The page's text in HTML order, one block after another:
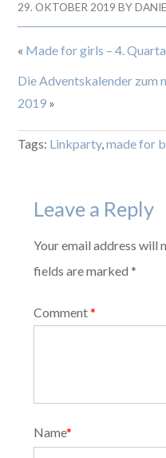
29. OKTOBER 2019 BY
« Made for girls – 4.
Die Adventskalender zum
2019 »
Tags: Linkparty,made for
Leave a Reply
Your email address will
fields are marked *
Comment*
Name*